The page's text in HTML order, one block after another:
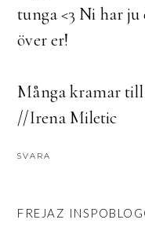
tunga <3 Ni har
över er!
Många kramar
//Irena Miletic
SVARA
FREJAZ